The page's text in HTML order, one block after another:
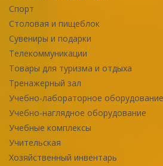
Спорт
Столовая и пищеблок
Сувениры и подарки
Телекоммуникации
Товары для туризма и отдыха
Тренажерный зал
Учебно-лабораторное оборудование
Учебно-наглядное оборудование
Учебные комплексы
Учительская
Хозяйственный инвентарь